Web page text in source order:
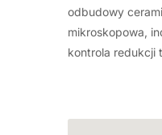
odbudowy
mikroskopowa,
kontrola redukcji